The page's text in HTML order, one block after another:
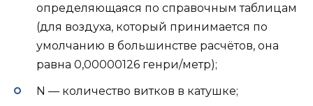
определяющаяся по справочным таблицам
(для воздуха, который принимается по
умолчанию в большинстве расчётов, она
равна 0,00000126 генри/метр);
N — количество витков в катушке;